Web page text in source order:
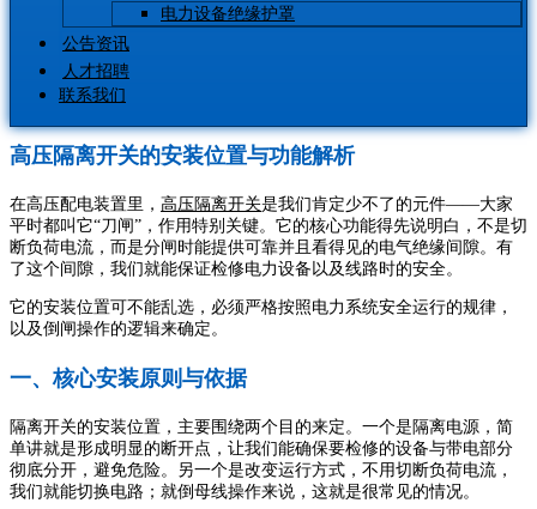
电力设备绝缘护罩
公告资讯
人才招聘
联系我们
高压隔离开关的安装位置与功能解析
在高压配电装置里， 高压隔离开关是我们肯定少不了的元件——大家
平时都叫它“刀闸”，作用特别关键。它的核心功能得先说明白，不是切
断负荷电流，而是分闸时能提供可靠并且看得见的电气绝缘间隙。有
了这个间隙，我们就能保证检修电力设备以及线路时的安全。
它的安装位置可不能乱选，必须严格按照电力系统安全运行的规律，
以及倒闸操作的逻辑来确定。
一、核心安装原则与依据
隔离开关的安装位置，主要围绕两个目的来定。一个是隔离电源，简
单讲就是形成明显的断开点，让我们能确保要检修的设备与带电部分
彻底分开，避免危险。另一个是改变运行方式，不用切断负荷电流，
我们就能切换电路；就倒母线操作来说，这就是很常见的情况。